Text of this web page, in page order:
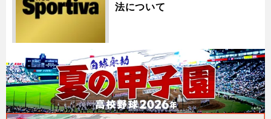
法について